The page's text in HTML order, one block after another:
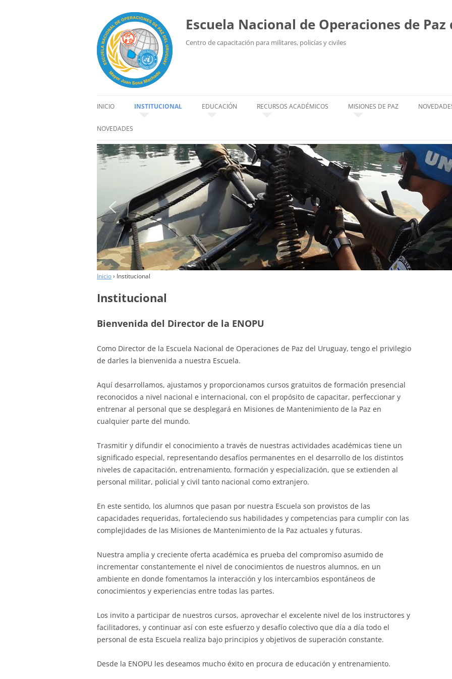
Escuela Nacional de Operaciones de
Centro de capacitación para militares, policías y civiles
INICIO INSTITUCIONAL
SEDE
ORGANIZACIÓN
AUTORIDADES
CÓDIGO DE CONDUCTA
COLABORADORES
EDUCACIÓN
ALUMNOS
INSTRUCTORES
RECURSOS ACADÉMICOS
BIBLIOTECA TEXTOS
IMÁGENES
VIDEOS
MISIONES DE PAZ
MISIONES ACTUALES
MISIONES CUMPLIDAS
DISTINTIVOS
OFICIALES DE ESTADO MAYOR,
OBSERVADORES MILITARES Y
OFICIALES DE POLICÍA
CONTINGENTES
NOVEDADES
Inicio › Institucional
Institucional
Bienvenida del Director de la ENOPU
Como Director de la Escuela Nacional de Operaciones de Paz del Uruguay, tengo el privilegio
de darles la bienvenida a nuestra Escuela.
Aquí desarrollamos, ajustamos y proporcionamos cursos gratuitos de formación presencial
reconocidos a nivel nacional e internacional, con el propósito de capacitar, perfeccionar y
entrenar al personal que se desplegará en Misiones de Mantenimiento de la Paz en
cualquier parte del mundo.
Trasmitir y difundir el conocimiento a través de nuestras actividades académicas tiene un
significado especial, representando desafíos permanentes en el desarrollo de los distintos
niveles de capacitación, entrenamiento, formación y especialización, que se extienden al
personal militar, policial y civil tanto nacional como extranjero.
En este sentido, los alumnos que pasan por nuestra Escuela son provistos de las
capacidades requeridas, fortaleciendo sus habilidades y competencias para cumplir con las
complejidades de las Misiones de Mantenimiento de la Paz actuales y futuras.
Nuestra amplia y creciente oferta académica es prueba del compromiso asumido de
incrementar constantemente el nivel de conocimientos de nuestros alumnos, en un
ambiente en donde fomentamos la interacción y los intercambios espontáneos de
conocimientos y experiencias entre todas las partes.
Los invito a participar de nuestros cursos, aprovechar el excelente nivel de los instructores y
facilitadores, y continuar así con este esfuerzo y desafío colectivo que día a día todo el
personal de esta Escuela realiza bajo principios y objetivos de superación constante.
Desde la ENOPU les deseamos mucho éxito en procura de educación y entrenamiento.